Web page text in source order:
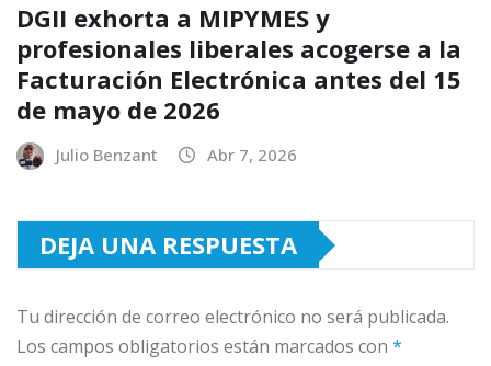
DGII exhorta a MIPYMES y
profesionales liberales acogerse a la
Facturación Electrónica antes del 15
de mayo de 2026
Julio Benzant Abr 7, 2026
DEJA UNA RESPUESTA
Tu dirección de correo electrónico no será publicada.
Los campos obligatorios están marcados con *